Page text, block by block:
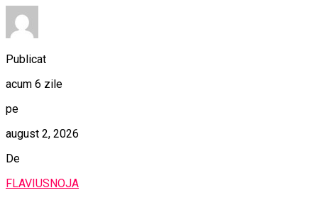
Publicat
acum 6 zile
pe
august 2, 2026
De
FLAVIUSNOJA